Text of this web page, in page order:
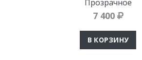
Прозрачное
7 400
В КОРЗИНУ